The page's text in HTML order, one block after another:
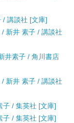
/ 講談社 [文庫]
新井 素子 / 講談社
井素子 / 角川書店
新井 素子 / 講談社
子 / 集英社 [文庫]
子 / 集英社 [文庫]